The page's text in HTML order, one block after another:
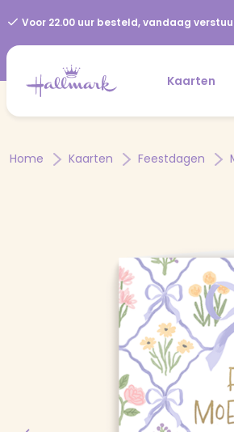
Voor 22.00 uur besteld, vandaag
Kaarten
Home Kaarten Feestdagen